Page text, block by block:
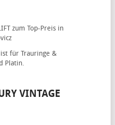
zum Top-Preis in
für Trauringe &
Platin.
VINTAGE